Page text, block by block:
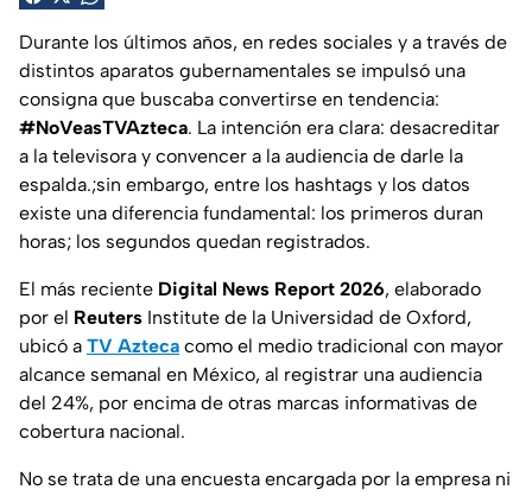
Durante los últimos años, en redes sociales y a través de
distintos aparatos gubernamentales se impulsó una
consigna que buscaba convertirse en tendencia:
#NoVeasTVAzteca. La intención era clara: desacreditar
a la televisora y convencer a la audiencia de darle la
espalda.;sin embargo, entre los hashtags y los datos
existe una diferencia fundamental: los primeros duran
horas; los segundos quedan registrados.
El más reciente Digital News Report 2026, elaborado
por el Reuters Institute de la Universidad de Oxford,
ubicó a TV Azteca como el medio tradicional con mayor
alcance semanal en México, al registrar una audiencia
del 24%, por encima de otras marcas informativas de
cobertura nacional.
No se trata de una encuesta encargada por la empresa ni